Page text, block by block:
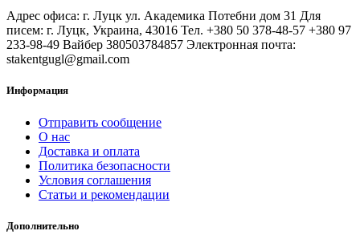
Адрес офиса: г. Луцк ул. Академика Потебни дом 31 Для
писем: г. Луцк, Украина, 43016 Тел. +380 50 378-48-57 +380 97
233-98-49 Вайбер 380503784857 Электронная почта:
stakentgugl@gmail.com
Информация
Отправить сообщение
О нас
Доставка и оплата
Политика безопасности
Условия соглашения
Статьи и рекомендации
Дополнительно